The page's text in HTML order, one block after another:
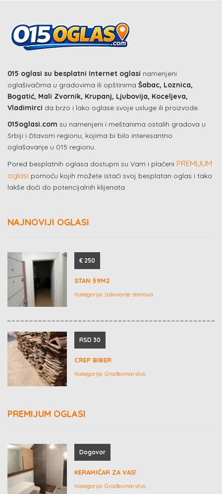
015 oglasi su besplatni Internet oglasi namenjeni
oglašivačima u gradovima ili opštinima Šabac, Loznica,
Bogatić, Mali Zvornik, Krupanj, Ljubovija, Koceljeva,
Vladimirci da brzo i lako oglase svoje usluge ili proizvode.
015oglasi.com su namenjeni i meštanima ostalih gradova u
Srbiji i čitavom regionu, kojima bi bilo interesantno
oglašavanje u 015 regionu.
Pored besplatnih oglasa dostupni su Vam i plaćeni PREMIJUM
oglasi pomoću kojih možete istaći svoj besplatan oglas i tako
lakše doći do potencijalnih klijenata.
NAJNOVIJI OGLASI
€ 250
STAN 59M2
Kategorija: Izdavanje stanova
RSD 30
CREP BIBER
Kategorija: Građevinarstvo
PREMIJUM OGLASI
Dogovor
KERAMIČAR ZA VAS!
Kategorija: Građevinarstvo